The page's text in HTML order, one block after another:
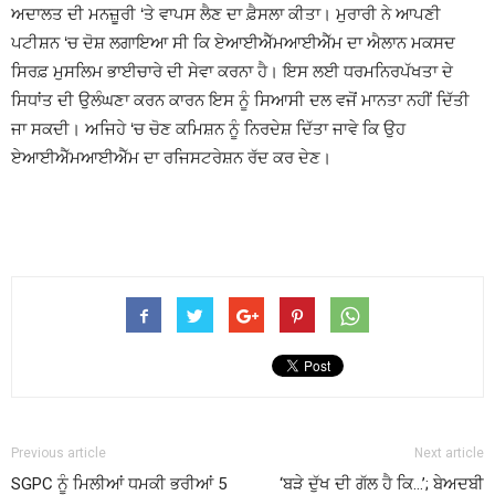
ਅਦਾਲਤ ਦੀ ਮਨਜ਼ੂਰੀ ‘ਤੇ ਵਾਪਸ ਲੈਣ ਦਾ ਫ਼ੈਸਲਾ ਕੀਤਾ। ਮੁਰਾਰੀ ਨੇ ਆਪਣੀ
ਪਟੀਸ਼ਨ ‘ਚ ਦੋਸ਼ ਲਗਾਇਆ ਸੀ ਕਿ ਏਆਈਐੱਮਆਈਐੱਮ ਦਾ ਐਲਾਨ ਮਕਸਦ
ਸਿਰਫ਼ ਮੁਸਲਿਮ ਭਾਈਚਾਰੇ ਦੀ ਸੇਵਾ ਕਰਨਾ ਹੈ। ਇਸ ਲਈ ਧਰਮਨਿਰਪੱਖਤਾ ਦੇ
ਸਿਧਾਂਤ ਦੀ ਉਲੰਘਣਾ ਕਰਨ ਕਾਰਨ ਇਸ ਨੂੰ ਸਿਆਸੀ ਦਲ ਵਜੋਂ ਮਾਨਤਾ ਨਹੀਂ ਦਿੱਤੀ
ਜਾ ਸਕਦੀ। ਅਜਿਹੇ ‘ਚ ਚੋਣ ਕਮਿਸ਼ਨ ਨੂੰ ਨਿਰਦੇਸ਼ ਦਿੱਤਾ ਜਾਵੇ ਕਿ ਉਹ
ਏਆਈਐੱਮਆਈਐੱਮ ਦਾ ਰਜਿਸਟਰੇਸ਼ਨ ਰੱਦ ਕਰ ਦੇਣ।
Previous article
SGPC ਨੂੰ ਮਿਲੀਆਂ ਧਮਕੀ ਭਰੀਆਂ 5
Next article
‘ਬੜੇ ਦੁੱਖ ਦੀ ਗੱਲ ਹੈ ਕਿ…’; ਬੇਅਦਬੀ